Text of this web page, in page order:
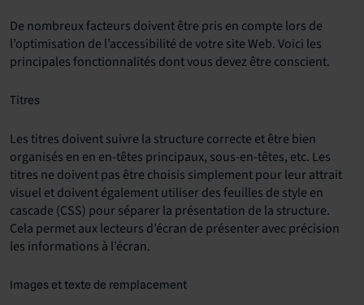
De nombreux facteurs doivent être pris en compte lors de
l’optimisation de l’accessibilité de votre site Web. Voici les
principales fonctionnalités dont vous devez être conscient.
Titres
Les titres doivent suivre la structure correcte et être bien
organisés en en en-têtes principaux, sous-en-têtes, etc. Les
titres ne doivent pas être choisis simplement pour leur attrait
visuel et doivent également utiliser des feuilles de style en
cascade (CSS) pour séparer la présentation de la structure.
Cela permet aux lecteurs d’écran de présenter avec précision
les informations à l’écran.
Images et texte de remplacement